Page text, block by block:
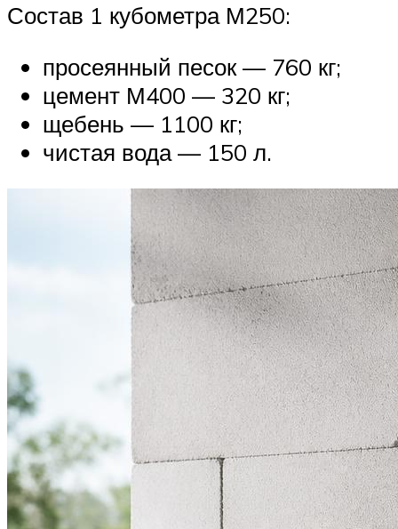
Состав 1 кубометра М250:
просеянный песок — 760 кг;
цемент М400 — 320 кг;
щебень — 1100 кг;
чистая вода — 150 л.